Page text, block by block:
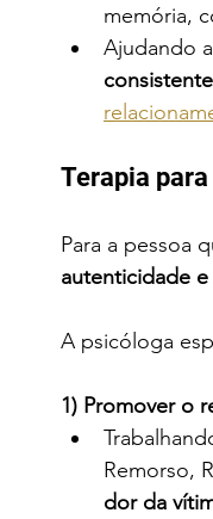
memória,
Ajudando
Terapia
Para a pessoa
autenticidade
A psicóloga
1) Promover o
Remorso,
dor da